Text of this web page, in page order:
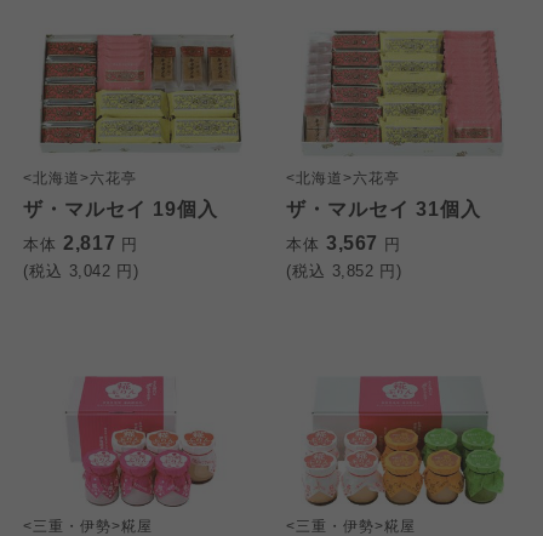
<北海道>六花亭
ザ・マルセイ 19個入
本体 2,817 円
(税込 3,042 円)
<北海道>六花亭
ザ・マルセイ 31個入
本体 3,567 円
(税込 3,852 円)
<三重・伊勢>糀屋 <三重・伊勢>糀屋